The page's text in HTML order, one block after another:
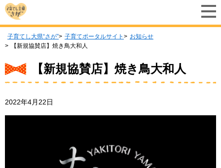
子育てし大県“さが” 子育てポータルサイト
お知らせ
【新規協賛店】焼き鳥大和人
【新規協賛店】焼き鳥大和人
2022年4月22日